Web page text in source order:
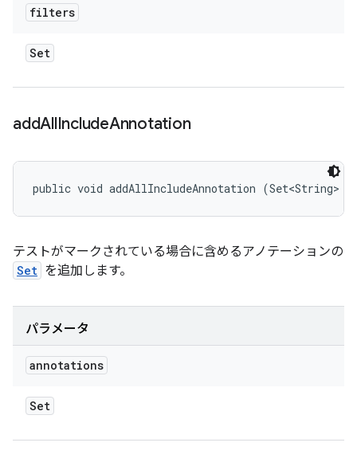
filters
Set
addAllIncludeAnnotation
public void addAllIncludeAnnotation (Set<String>
テストがマークされている場合に含めるアノテーションの
Set を追加します。
パラメータ
annotations
Set